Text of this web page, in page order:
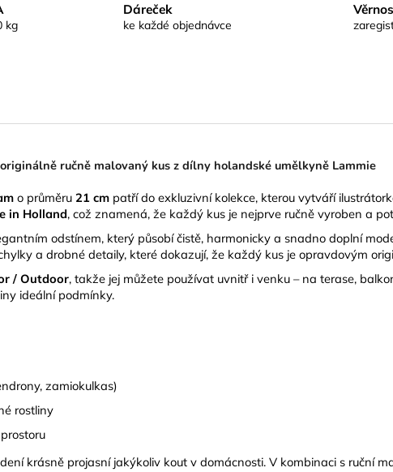
kg
Dáreček
ke každé objednávce
ručně malovaný kus z dílny holandské umělkyně Lammie
o průměru 21 cm patří do exkluzivní kolekce, kterou vytváří
in Holland, což znamená, že každý kus je nejprve ručně vyroben a
odstínem, který působí čistě, harmonicky a snadno doplní
a drobné detaily, které dokazují, že každý kus je opravdovým
/ Outdoor, takže jej můžete používat uvnitř i venku – na terase,
ideální podmínky.
zamiokulkas)
rostliny
krásně projasní jakýkoliv kout v domácnosti. V kombinaci s ruční